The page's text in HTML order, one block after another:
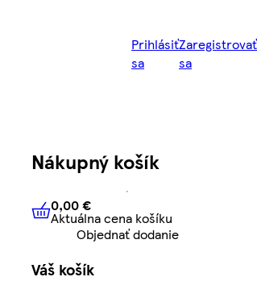
Prihlásiť
sa
Zaregistrovať
sa
Nákupný košík
0,00 € Aktuálna cena košíku
0,00 €
Aktuálna cena košíku
Objednať dodanie
Váš košík